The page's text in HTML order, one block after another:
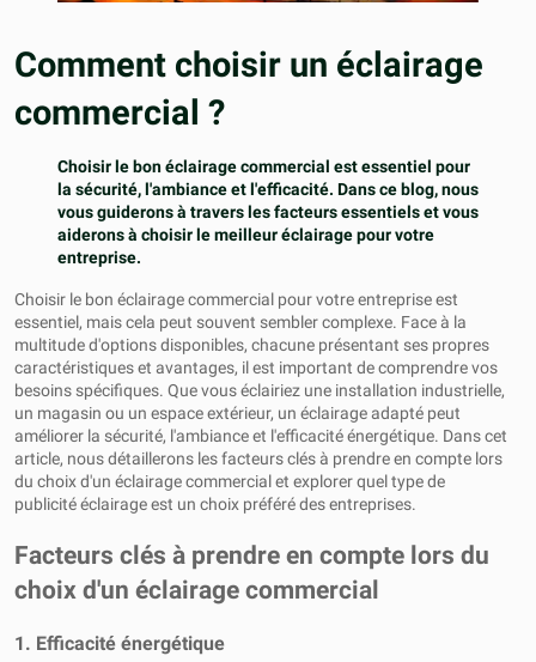
Comment choisir un éclairage
commercial ?
Choisir le bon éclairage commercial est essentiel pour
la sécurité, l'ambiance et l'efficacité. Dans ce blog, nous
vous guiderons à travers les facteurs essentiels et vous
aiderons à choisir le meilleur éclairage pour votre
entreprise.
Choisir le bon éclairage commercial pour votre entreprise est
essentiel, mais cela peut souvent sembler complexe. Face à la
multitude d'options disponibles, chacune présentant ses propres
caractéristiques et avantages, il est important de comprendre vos
besoins spécifiques. Que vous éclairiez une installation industrielle,
un magasin ou un espace extérieur, un éclairage adapté peut
améliorer la sécurité, l'ambiance et l'efficacité énergétique. Dans cet
article, nous détaillerons les facteurs clés à prendre en compte lors
du choix d'un éclairage commercial et explorer quel type de
publicité éclairage est un choix préféré des entreprises.
Facteurs clés à prendre en compte lors du
choix d'un éclairage commercial
1. Efficacité énergétique